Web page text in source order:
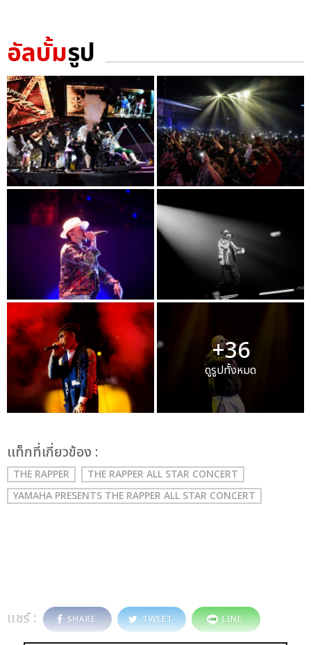
อัลบั้มรูป
+36
ดูรูปทั้งหมด
เเท็กที่เกี่ยวข้อง :
THE RAPPER
THE RAPPER ALL STAR CONCERT
YAMAHA PRESENTS THE RAPPER ALL STAR CONCERT
แชร์ : SHARE TWEET LINE